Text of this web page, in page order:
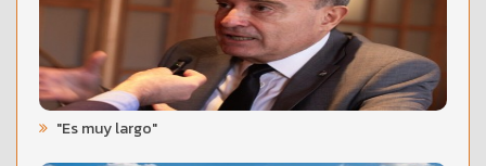
"Es muy largo"